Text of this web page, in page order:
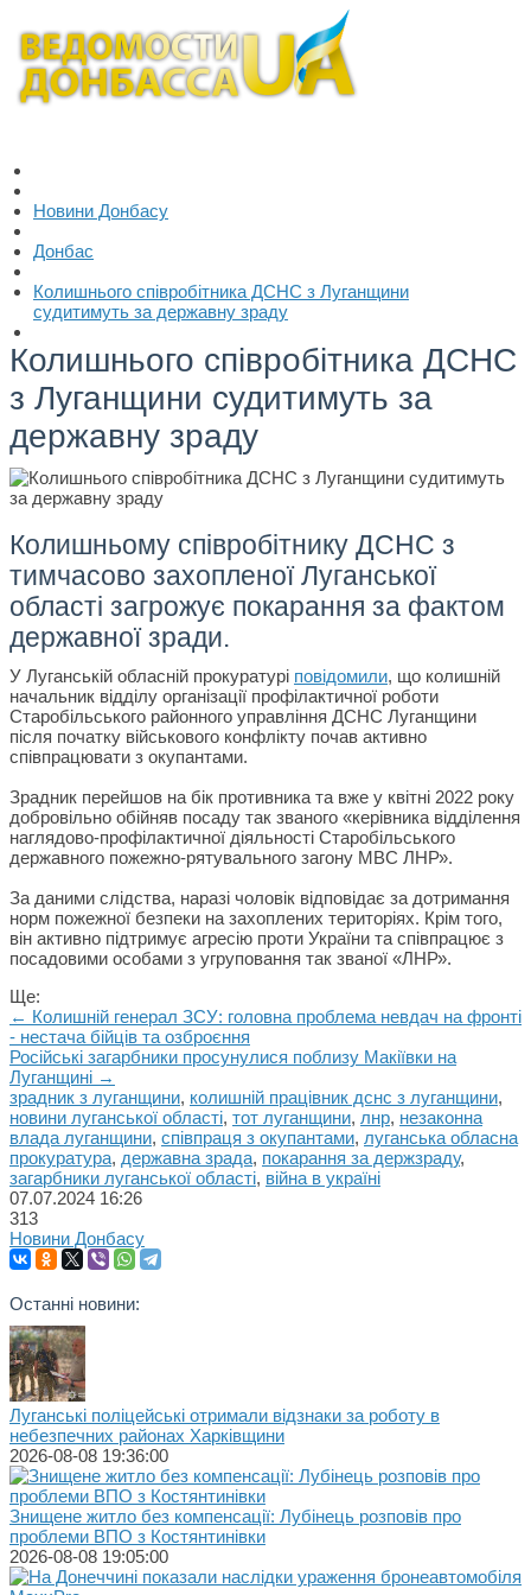
Новини Донбасу
Донбас
Колишнього співробітника ДСНС з Луганщини
судитимуть за державну зраду
Колишнього співробітника ДСНС
з Луганщини судитимуть за
державну зраду
Колишньому співробітнику ДСНС з
тимчасово захопленої Луганської
області загрожує покарання за фактом
державної зради.
У Луганській обласній прокуратурі повідомили, що колишній
начальник відділу організації профілактичної роботи
Старобільського районного управління ДСНС Луганщини
після початку військового конфлікту почав активно
співпрацювати з окупантами.
Зрадник перейшов на бік противника та вже у квітні 2022 року
добровільно обійняв посаду так званого «керівника відділення
наглядово-профілактичної діяльності Старобільського
державного пожежно-рятувального загону МВС ЛНР».
За даними слідства, наразі чоловік відповідає за дотримання
норм пожежної безпеки на захоплених територіях. Крім того,
він активно підтримує агресію проти України та співпрацює з
посадовими особами з угруповання так званої «ЛНР».
Ще:
← Колишній генерал ЗСУ: головна проблема невдач на фронті
- нестача бійців та озброєння
Російські загарбники просунулися поблизу Макіївки на
Луганщині →
зрадник з луганщини, колишній працівник дснс з луганщини,
новини луганської області, тот луганщини, лнр, незаконна
влада луганщини, співпраця з окупантами, луганська обласна
прокуратура, державна зрада, покарання за держзраду,
загарбники луганської області, війна в україні
07.07.2024 16:26
313
Новини Донбасу
Останні новини:
Луганські поліцейські отримали відзнаки за роботу в
небезпечних районах Харківщини
2026-08-08 19:36:00
Знищене житло без компенсації: Лубінець розповів про
проблеми ВПО з Костянтинівки
2026-08-08 19:05:00